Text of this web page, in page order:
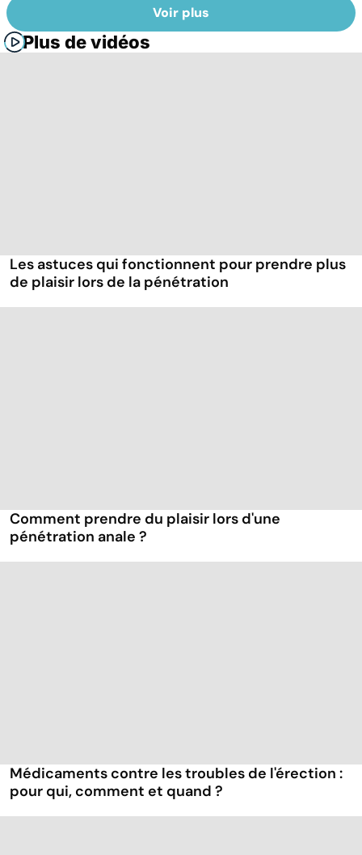
Voir plus
Plus de vidéos
Les astuces qui fonctionnent pour prendre plus
de plaisir lors de la pénétration
Comment prendre du plaisir lors d'une
pénétration anale ?
Médicaments contre les troubles de l'érection :
pour qui, comment et quand ?